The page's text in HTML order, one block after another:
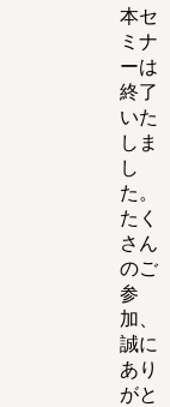
本セ
ミナ
ーは
終了
いた
しま
し
た。
たく
さん
のご
参
加、
誠に
あり
がと